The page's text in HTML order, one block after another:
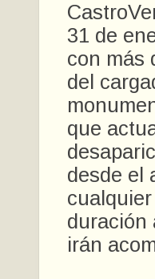
31 de
con más
del
que
desde el
duración
irán